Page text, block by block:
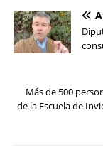
Más de 500
de la Escuela de